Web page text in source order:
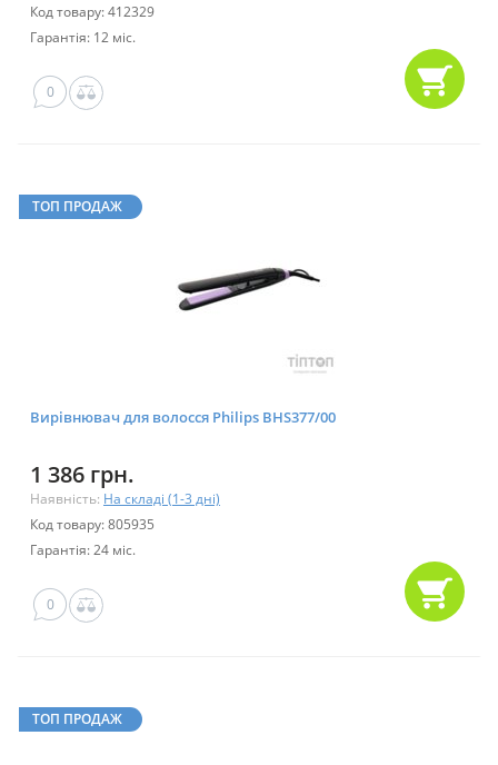
Код товару: 412329
Гарантія: 12 міс.
0
ТОП ПРОДАЖ
Вирівнювач для волосся Philips BHS377/00
1 386 грн.
Наявність: На складі (1-3 дні)
Код товару: 805935
Гарантія: 24 міс.
0
ТОП ПРОДАЖ